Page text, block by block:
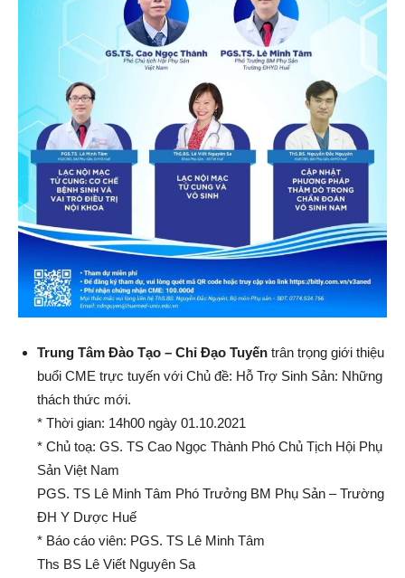
Trung Tâm Đào Tạo – Chỉ Đạo Tuyến trân trọng giới thiệu
buổi CME trực tuyến với Chủ đề: Hỗ Trợ Sinh Sản: Những
thách thức mới.
* Thời gian: 14h00 ngày 01.10.2021
* Chủ toạ: GS. TS Cao Ngọc Thành Phó Chủ Tịch Hội Phụ
Sản Việt Nam
PGS. TS Lê Minh Tâm Phó Trưởng BM Phụ Sản – Trường
ĐH Y Dược Huế
* Báo cáo viên: PGS. TS Lê Minh Tâm
Ths BS Lê Viết Nguyên Sa